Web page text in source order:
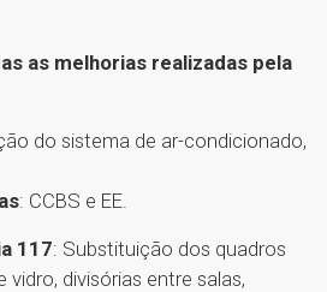
as melhorias realizadas pela
do sistema de ar-condicionado,
: CCBS e EE.
117: Substituição dos quadros
divisórias entre salas,